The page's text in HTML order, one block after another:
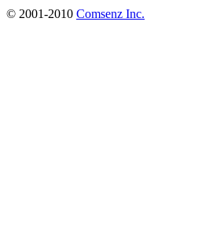
© 2001-2010 Comsenz Inc.